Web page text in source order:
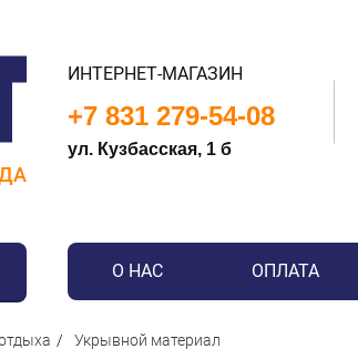
ИНТЕРНЕТ-МАГАЗИН
+7 831 279-54-08
ул. Кузбасская, 1 б
О НАС ОПЛАТА
Укрывной материал